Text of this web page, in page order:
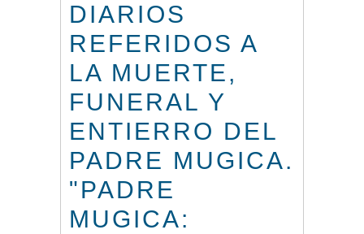
DIARIOS
REFERIDOS A
LA MUERTE,
FUNERAL Y
ENTIERRO DEL
PADRE MUGICA.
"PADRE
MUGICA: